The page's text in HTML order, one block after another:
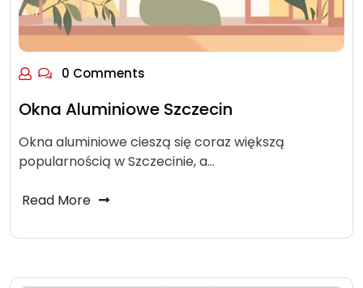
0 Comments
Okna Aluminiowe Szczecin
Okna aluminiowe cieszą się coraz większą
popularnością w Szczecinie, a…
Read More